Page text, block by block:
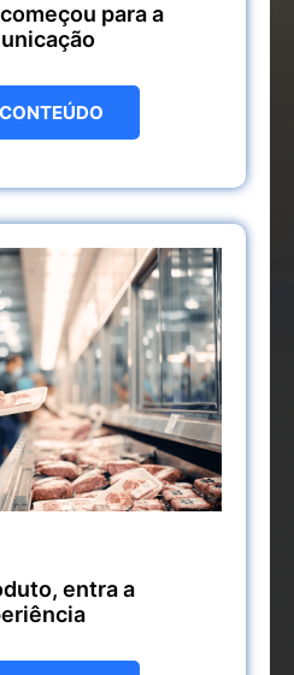
para a
entra a